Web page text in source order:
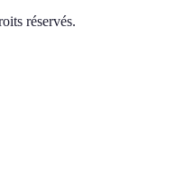
réservés.